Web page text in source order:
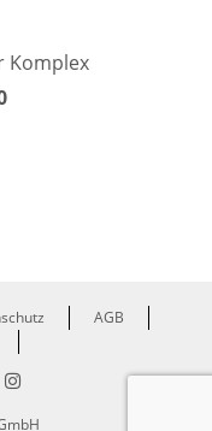
Komplex
AGB